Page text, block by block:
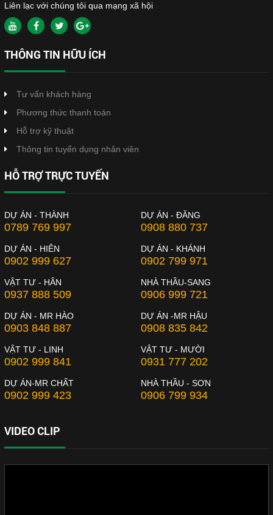
Liên lạc với chúng tôi qua mạng xã hội
THÔNG TIN HỮU ÍCH
Tư vấn khách hàng
Phương thức thanh toán
Hỗ trợ kỹ thuật
Thông tin tuyển dụng nhân viên
HỖ TRỢ TRỰC TUYẾN
DỰ ÁN - THÀNH
0789 769 997
DỰ ÁN - ĐĂNG
0908 880 737
DỰ ÁN - HIÊN
0902 999 627
DỰ ÁN - KHÁNH
0902 799 971
VẬT TƯ - HÂN
0937 888 509
NHÀ THẦU-SANG
0906 999 721
DỰ ÁN - MR HÀO
0903 848 887
DỰ ÁN -MR HẬU
0908 835 842
VẬT TƯ - LINH
0902 999 841
VẬT TƯ - MƯỜI
0931 777 202
DỰ ÁN-MR CHẤT
0902 999 423
NHÀ THẦU - SƠN
0906 799 934
VIDEO CLIP